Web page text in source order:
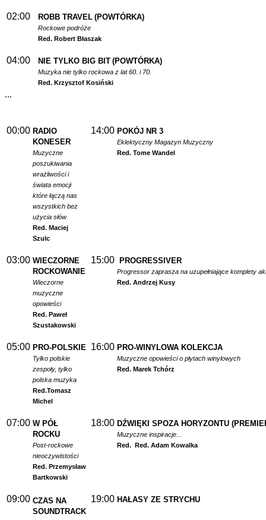
02:00 ROBB TRAVEL (POWTÓRKA)
Rockowe podróże
Red. Robert Błaszak
04:00 NIE TYLKO BIG BIT (POWTÓRKA)
Muzyka nie tylko rockowa z lat 60. i 70.
Red. Krzysztof Kosiński
...
00:00 RADIO
KONESER
Muzyczne
poszukiwania
wrażliwości i
świata emocji
które łączą nas
wszystkich bez
użycia słów
Red. Maciej
Szulc
14:00 POKÓJ NR 3
Eklektyczny Magazyn Muzyczny
Red. Tome Wandel
03:00 WIECZORNE
ROCKOWANIE
Wieczorne
muzyczne
opowieści
Red. Paweł
Szustakowski
15:00 PROGRESSIVER
Progressor zaprasza na uzupełniające komplety
Red. Andrzej Kusy
05:00 PRO-POLSKIE
Tylko polskie
zespoły, tylko
polska muzyka
Red.Tomasz
Michel
16:00 PRO-WINYLOWA KOLEKCJA
Muzyczne opowieści o płytach winylowych
Red. Marek Tchórz
07:00 W PÓŁ
ROCKU
Post-rockowe
nieoczywistości
Red. Przemysław
Bartkowski
18:00 DŹWIĘKI SPOZA HORYZONTU
Muzyczne inspiracje...
Red. Red. Adam Kowalka
09:00 CZAS NA
SOUNDTRACK
19:00 HAŁASY ZE STRYCHU